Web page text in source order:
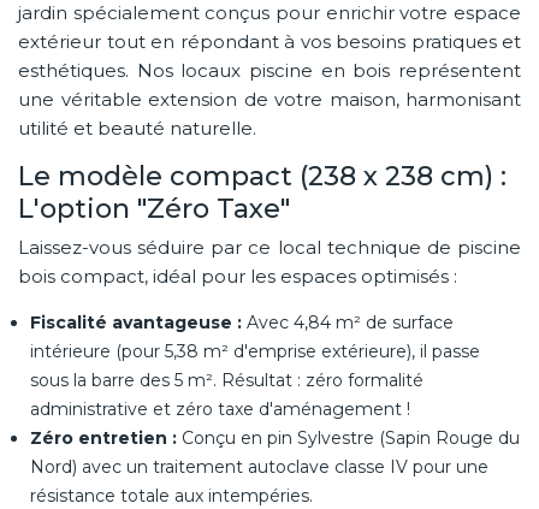
jardin spécialement conçus pour enrichir votre espace
extérieur tout en répondant à vos besoins pratiques et
esthétiques. Nos locaux piscine en bois représentent
une véritable extension de votre maison, harmonisant
utilité et beauté naturelle.
Le modèle compact (238 x 238 cm) :
L'option "Zéro Taxe"
Laissez-vous séduire par ce local technique de piscine
bois compact, idéal pour les espaces optimisés :
Fiscalité avantageuse : Avec 4,84 m² de surface
intérieure (pour 5,38 m² d'emprise extérieure), il passe
sous la barre des 5 m². Résultat : zéro formalité
administrative et zéro taxe d'aménagement !
Zéro entretien : Conçu en pin Sylvestre (Sapin Rouge du
Nord) avec un traitement autoclave classe IV pour une
résistance totale aux intempéries.